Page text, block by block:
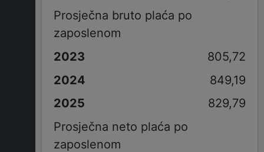
Prosječna bruto plaća po
zaposlenom
805,72
849,19
829,79
Prosječna neto plaća po
zaposlenom